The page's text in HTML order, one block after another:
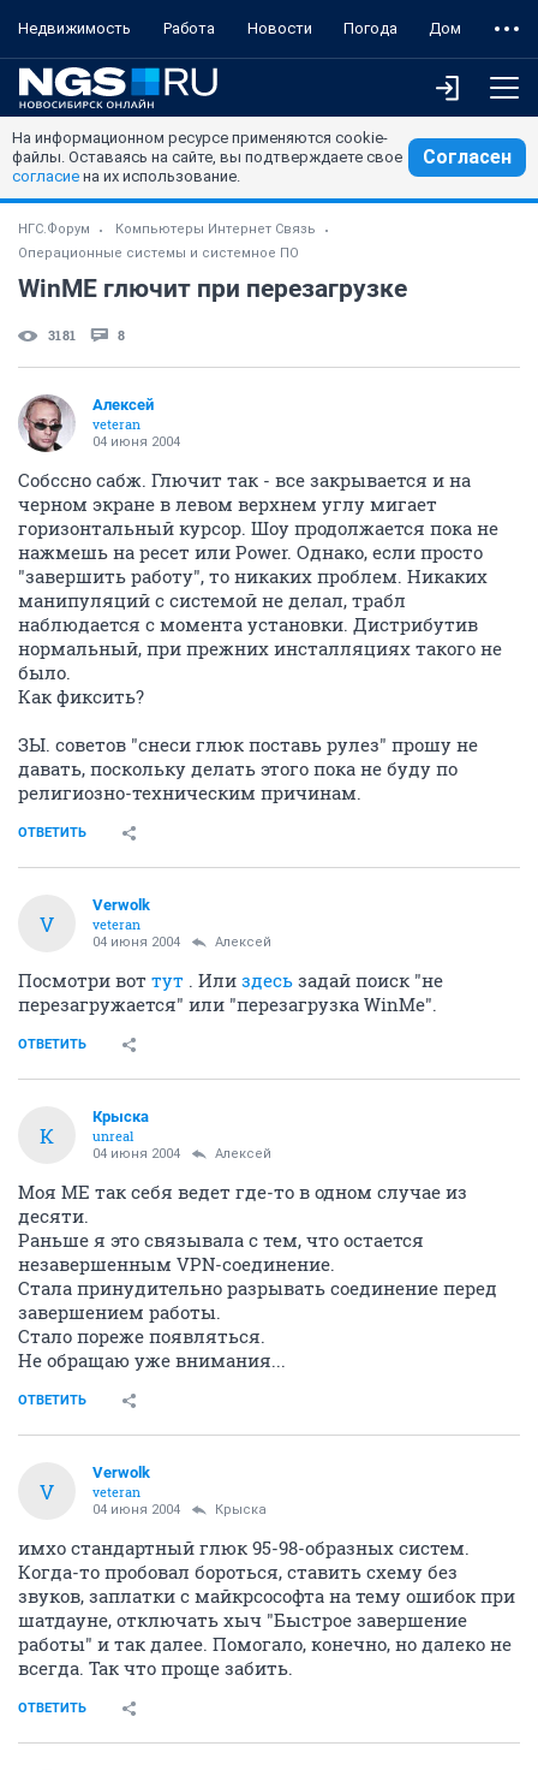
Недвижимость Работа Новости Погода Дом
На информационном ресурсе применяются cookie-
файлы. Оставаясь на сайте, вы подтверждаете свое
согласие на их использование.
Согласен
НГС.Форум
Компьютеры Интернет Связь
Операционные системы и системное ПО
WinME глючит при перезагрузке
3181 8
Aлексей
veteran
04 июня 2004
Собссно сабж. Глючит так - все закрывается и на
черном экране в левом верхнем углу мигает
горизонтальный курсор. Шоу продолжается пока не
нажмешь на ресет или Power. Однако, если просто
"завершить работу", то никаких проблем. Никаких
манипуляций с системой не делал, трабл
наблюдается с момента установки. Дистрибутив
нормальный, при прежних инсталляциях такого не
было.
Как фиксить?
ЗЫ. советов "снеси глюк поставь рулез" прошу не
давать, поскольку делать этого пока не буду по
религиозно-техническим причинам.
ОТВЕТИТЬ
V
Verwolk
veteran
04 июня 2004 Aлексей
Посмотри вот тут . Или здесь задай поиск "не
перезагружается" или "перезагрузка WinMe".
ОТВЕТИТЬ
К
Крыска
unreal
04 июня 2004 Aлексей
Моя МЕ так себя ведет где-то в одном случае из
десяти.
Раньше я это связывала с тем, что остается
незавершенным VPN-соединение.
Стала принудительно разрывать соединение перед
завершением работы.
Стало пореже появляться.
Не обращаю уже внимания...
ОТВЕТИТЬ
V
Verwolk
veteran
04 июня 2004 Крыска
имхо стандартный глюк 95-98-образных систем.
Когда-то пробовал бороться, ставить схему без
звуков, заплатки с майкрсософта на тему ошибок при
шатдауне, отключать хыч "Быстрое завершение
работы" и так далее. Помогало, конечно, но далеко не
всегда. Так что проще забить.
ОТВЕТИТЬ